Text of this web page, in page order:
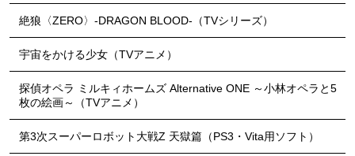
絶狼〈ZERO〉-DRAGON BLOOD-（TVシリーズ）
宇宙をかける少女（TVアニメ）
探偵オペラ ミルキィホームズ Alternative ONE ～小林オペラと5
枚の絵画～（TVアニメ）
第3次スーパーロボット大戦Z 天獄篇（PS3・Vita用ソフト）